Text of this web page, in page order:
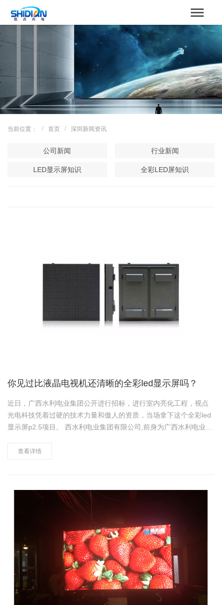
网站首页
关于我们
产品中心
成功案例
当前位置： 首页 深圳新闻资讯
公司新闻 行业新闻
LED显示屏知识 全彩LED屏知识
你见过比液晶电视机还清晰的全彩led显示屏吗？
近日，广西水利电业集团公开进行招标，进行室内亮化工程，视点
光电科技凭着过硬的技术力量和傲人的资质，当场拿下这个全彩led
显示屏p2.5项目。 西水利电业集团有限公司,前身为广西水利电业有
建设与改造“一省两贷”两个承贷主体之一，全面负责广西43个县……
查看详情